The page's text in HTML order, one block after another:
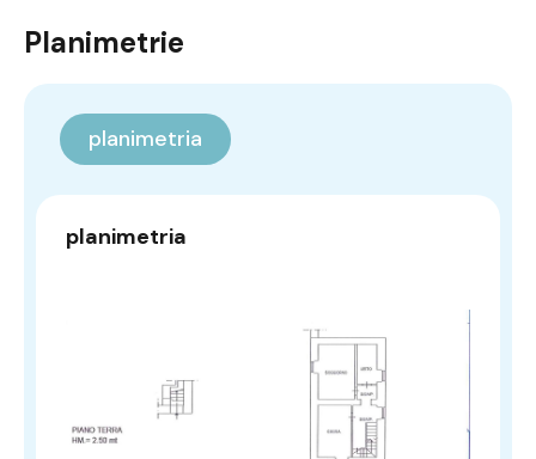
Planimetrie
planimetria
planimetria